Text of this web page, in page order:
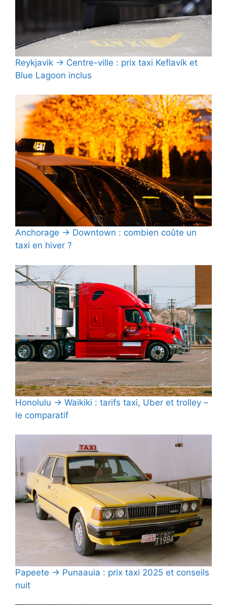
Reykjavik → Centre-ville : prix taxi Keflavík et
Blue Lagoon inclus
Anchorage → Downtown : combien coûte un
taxi en hiver ?
Honolulu → Waikiki : tarifs taxi, Uber et trolley –
le comparatif
Papeete → Punaauia : prix taxi 2025 et conseils
nuit